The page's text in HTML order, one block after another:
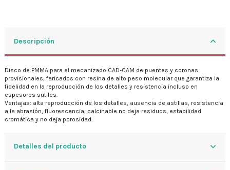
Descripción
Disco de PMMA para el mecanizado CAD-CAM de puentes y coronas
provisionales, faricados con resina de alto peso molecular que garantiza la
fidelidad en la reproducción de los detalles y resistencia incluso en
espesores sutiles.
Ventajas: alta reproducción de los detalles, ausencia de astillas, resistencia
a la abrasión, fluorescencia, calcinable no deja residuos, estabilidad
cromática y no deja porosidad.
Detalles del producto